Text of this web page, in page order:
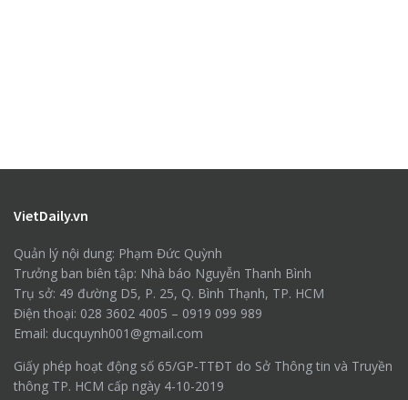
VietDaily.vn
Quản lý nội dung: Phạm Đức Quỳnh
Trưởng ban biên tập: Nhà báo Nguyễn Thanh Bình
Trụ sở: 49 đường D5, P. 25, Q. Bình Thạnh, TP. HCM
Điện thoại: 028 3602 4005 – 0919 099 989
Email: ducquynh001@gmail.com
Giấy phép hoạt động số 65/GP-TTĐT do Sở Thông tin và Truyền
thông TP. HCM cấp ngày 4-10-2019